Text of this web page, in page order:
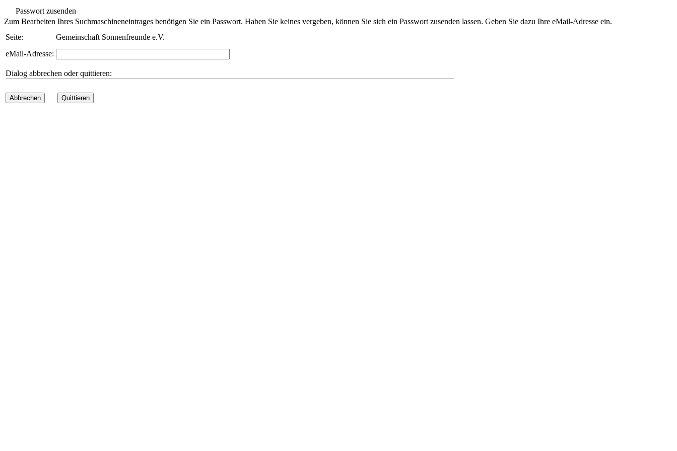
Passwort zusenden
Zum Bearbeiten Ihres Suchmaschineneintrages benötigen Sie ein Passwort. Haben Sie keines vergeben, können Sie sich ein Passwort zusenden lassen. Geben Sie dazu Ihre eMail-Adresse ein.
Seite:
Gemeinschaft Sonnenfreunde e.V.
eMail-Adresse:
Dialog abbrechen oder quittieren:
Abbrechen Quittieren